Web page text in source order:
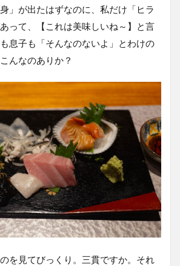
」が出たはずなのに、私だけ「ヒラ
って、【これは美味しいね～】と言
息子も「そんなのないよ」とわけの
んなのありか？
を見てびっくり。三貫ですか。それ